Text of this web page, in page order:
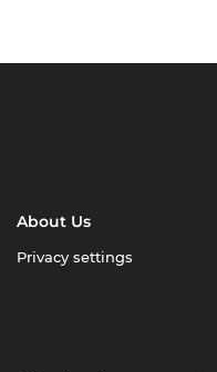
About Us
Privacy settings